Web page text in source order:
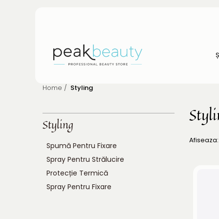
Home / Styling
Styling
Spumă Pentru Fixare
Spray Pentru Strălucire
Protecție Termică
Spray Pentru Fixare
Afiseaza: